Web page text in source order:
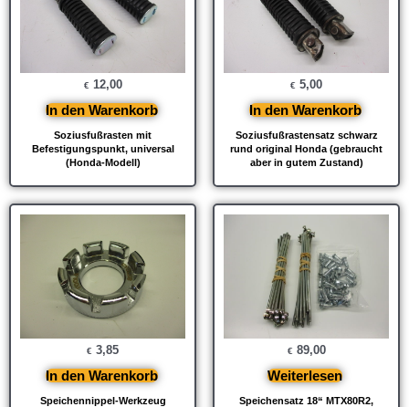
Soziusfußrasten mit
Befestigungspunkt, universal
(Honda-Modell)
€ 12,00
In den Warenkorb
Soziusfußrastensatz schwarz
rund original Honda (gebraucht
aber in gutem Zustand)
€ 5,00
In den Warenkorb
Speichennippel-Werkzeug
€ 3,85
In den Warenkorb
Speichensatz 18“ MTX80R2,
€ 89,00
Weiterlesen